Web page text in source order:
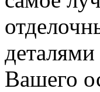
Вашего